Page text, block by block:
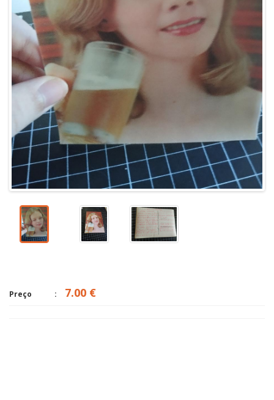
Preço 7.00 €